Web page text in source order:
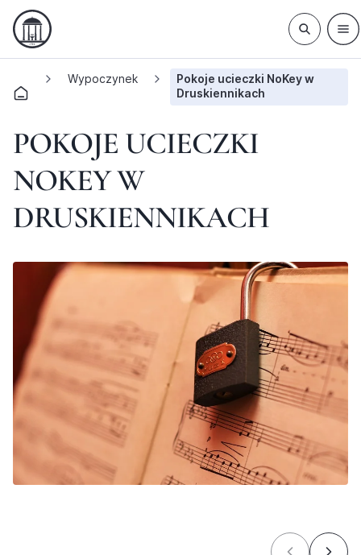
Wypoczynek
Pokoje ucieczki NoKey w
Druskiennikach
POKOJE UCIECZKI
NOKEY W
DRUSKIENNIKACH